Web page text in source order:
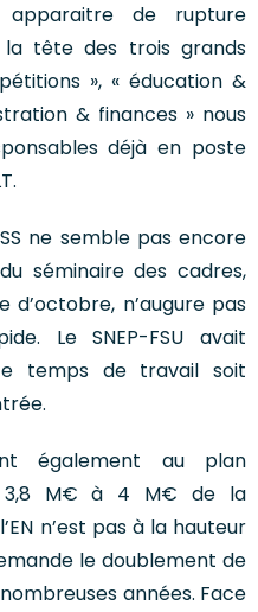
de rupture
tête des trois grands
», « éducation &
& finances » nous
déjà en poste
ne semble pas encore
séminaire des cadres,
d’octobre, n’augure pas
Le SNEP-FSU avait
temps de travail soit
également au plan
3,8 M€ à 4 M€ de la
n’est pas à la hauteur
le doublement de
années. Face